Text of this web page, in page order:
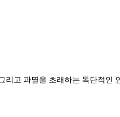
고 파멸을 초래하는 독단적인